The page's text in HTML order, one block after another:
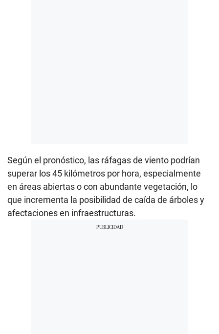
Según el pronóstico, las ráfagas de viento podrían
superar los 45 kilómetros por hora, especialmente
en áreas abiertas o con abundante vegetación, lo
que incrementa la posibilidad de caída de árboles y
afectaciones en infraestructuras.